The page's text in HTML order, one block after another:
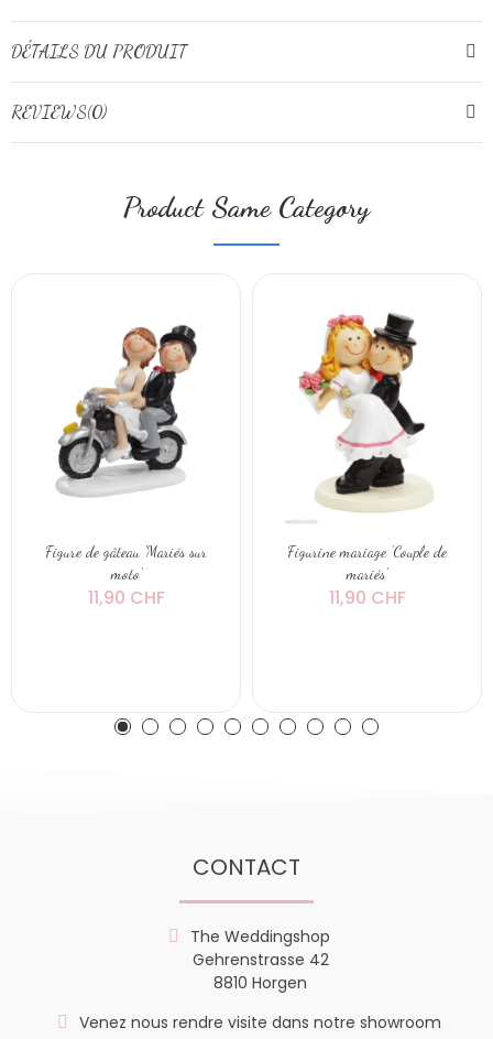
DÉTAILS DU PRODUIT
REVIEWS(0)
Product Same Category
Figure de gâteau 'Mariés sur
moto'
11,90 CHF
Figurine mariage 'Couple de
mariés'
11,90 CHF
CONTACT
The Weddingshop
Gehrenstrasse 42
8810 Horgen
Venez nous rendre visite dans notre showroom